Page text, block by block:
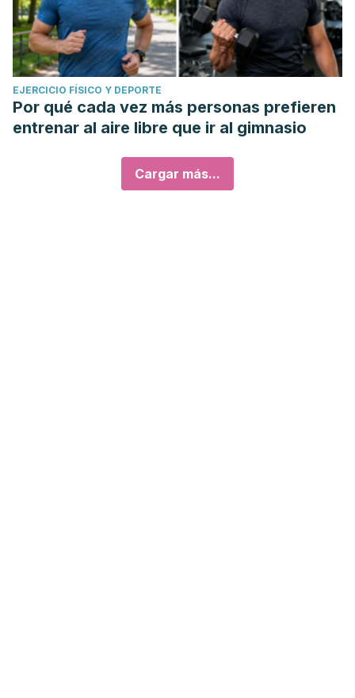
EJERCICIO FÍSICO Y DEPORTE
Por qué cada vez más personas prefieren
entrenar al aire libre que ir al gimnasio
Cargar más...